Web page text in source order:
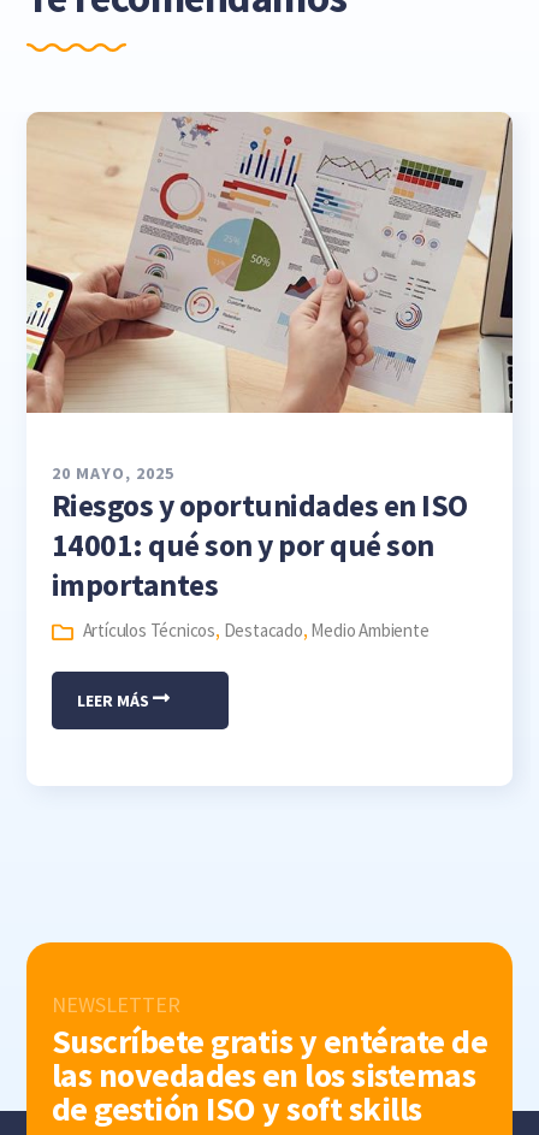
20 MAYO, 2025
Riesgos y oportunidades en ISO
14001: qué son y por qué son
importantes
Artículos Técnicos, Destacado, Medio Ambiente
LEER MÁS
NEWSLETTER
Suscríbete gratis y entérate de
las novedades en los sistemas
de gestión ISO y soft skills